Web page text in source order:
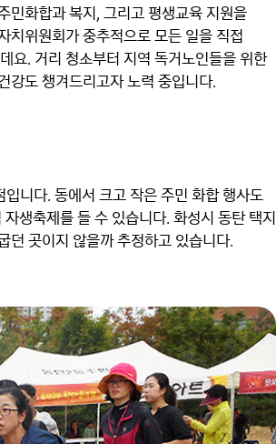
민화합과 복지, 그리고 평생교육 지원을
치위원회가 중추적으로 모든 일을 직접
요. 거리 청소부터 지역 독거노인들을 위한
강도 챙겨드리고자 노력 중입니다.
니다. 동에서 크고 작은 주민 화합 행사도
생축제를 들 수 있습니다. 화성시 동탄 택지
던 곳이지 않을까 추정하고 있습니다.